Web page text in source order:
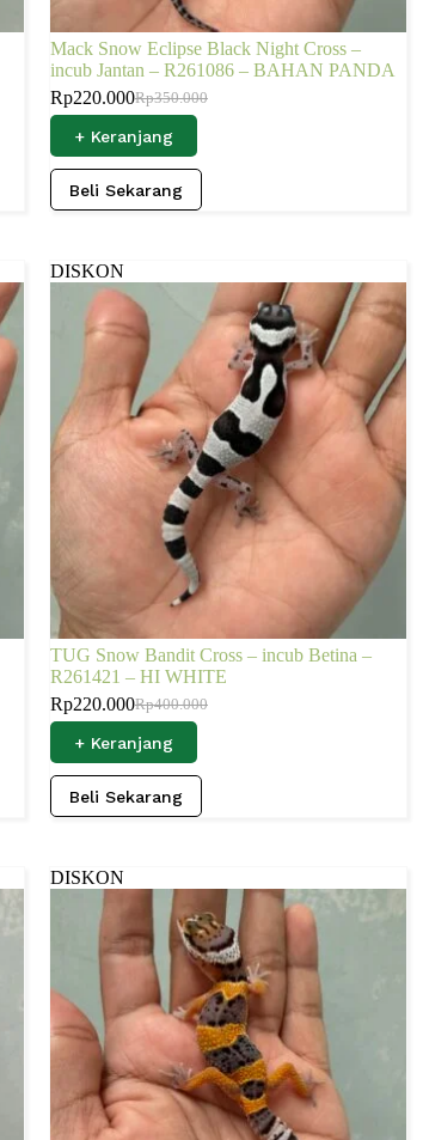
Mack Snow Eclipse Black Night Cross –
incub Jantan – R261086 – BAHAN PANDA
Rp350.000
Rp220.000
+ Keranjang
Beli Sekarang
DISKON
TUG Snow Bandit Cross – incub Betina –
R261421 – HI WHITE
Rp400.000
Rp220.000
+ Keranjang
Beli Sekarang
DISKON